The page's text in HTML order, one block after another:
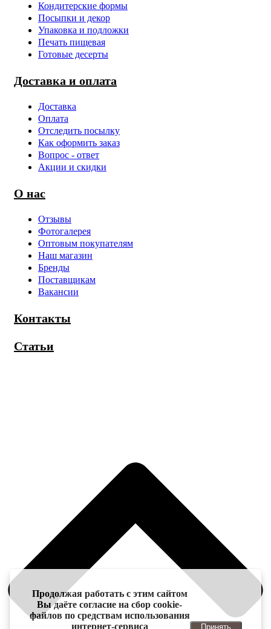
Кондитерские формы
Посыпки и декор
Упаковка и подложки
Печать пищевая
Готовые десерты
Доставка и оплата
Доставка
Оплата
Отследить посылку
Как оформить заказ
Вопрос - ответ
Акции и скидки
О нас
Отзывы
Фотогалерея
Оптовым покупателям
Наш магазин
Бренды
Поставщикам
Вакансии
Контакты
Статьи
Продолжая работать с этим сайтом
Вы даёте согласие на сбор cookie-
файлов по средствам использования
интернет-сервиса
Принять